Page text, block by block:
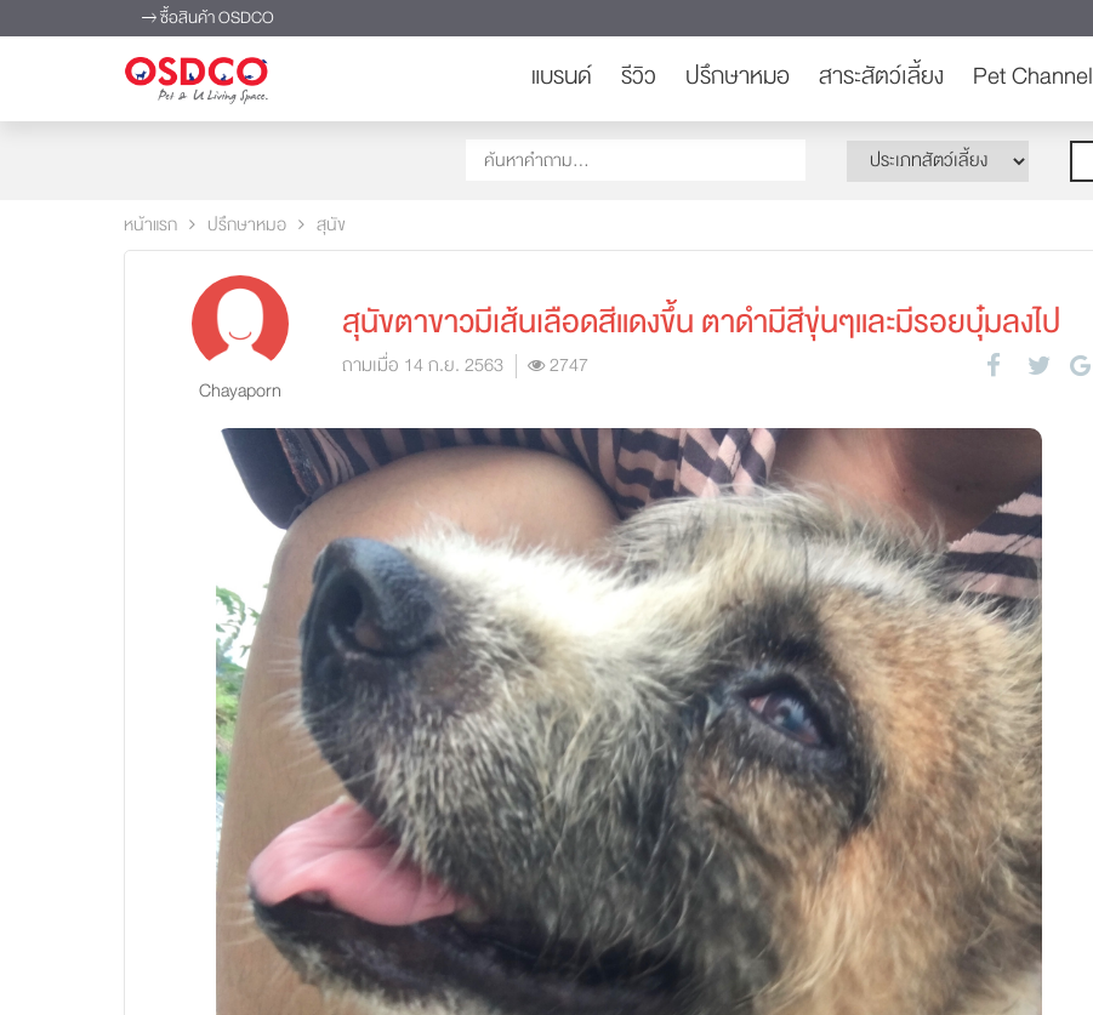
ซื้อสินค้า OSDCO
แบรนด์ รีวิว ปรึกษาหมอ สาระสัตว์เลี้ยง Pet Channel
หน้าแรก ปรึกษาหมอ สุนัข
Chayaporn
สุนัขตาขาวมีเส้นเลือดสีแดงขึ้น ตาดำมีสีขุ่นๆและมีรอยบุ๋มลงไป
ถามเมื่อ 14 ก.ย. 2563 2747